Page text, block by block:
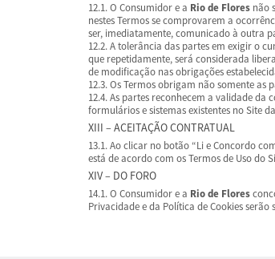
12.1. O Consumidor e a Rio de Flores não
nestes Termos se comprovarem a
ser, imediatamente, comunicado à outra
12.2. A tolerância das partes em exigir o
que repetidamente, será considerada
de modificação nas obrigações
12.3. Os Termos obrigam não somente as
12.4. As partes reconhecem a validade
formulários e sistemas existentes no Site da
XIII – ACEITAÇÃO CONTRATUAL
13.1. Ao clicar no botão “Li e Concordo
está de acordo com os Termos de Uso do
XIV – DO FORO
14.1. O Consumidor e a Rio de Flores
Privacidade e da Política de Cookies